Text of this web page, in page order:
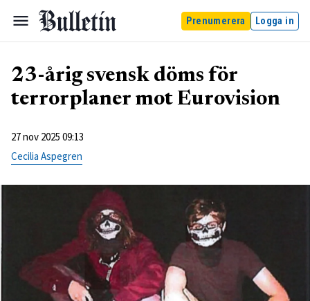
Prenumerera Logga in
23-årig svensk döms för
terrorplaner mot Eurovision
27 nov 2025 09:13
Cecilia Aspegren